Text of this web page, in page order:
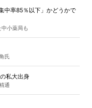
中率85％以下」かどうかで
小薬局も
氏
私大出身
通